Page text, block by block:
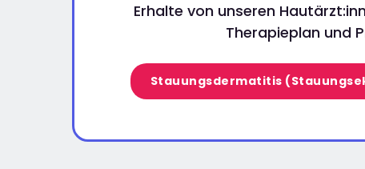
Erhalte von unseren
Therapieplan und
Stauungsdermatitis